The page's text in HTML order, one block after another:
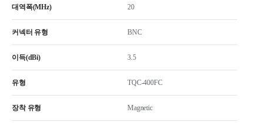
대역폭(MHz) 20
커넥터 유형 BNC
이득(dBi) 3.5
유형 TQC-400FC
장착 유형 Magnetic